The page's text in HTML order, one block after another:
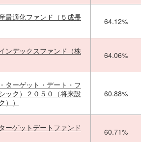
最適化ファンド（５成長
64.12%
ンデックスファンド（株
64.06%
ターゲット・デート・フ
ック）２０５０（将来設
））
60.88%
ーゲットデートファンド
60.71%